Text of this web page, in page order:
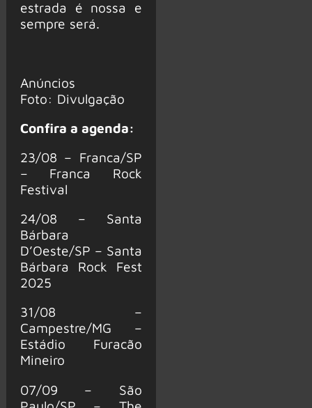
estrada é nossa e
sempre será.
Anúncios
Foto: Divulgação
Confira a agenda:
23/08 – Franca/SP
– Franca Rock
Festival
24/08 – Santa
Bárbara
D’Oeste/SP – Santa
Bárbara Rock Fest
2025
31/08 –
Campestre/MG –
Estádio Furacão
Mineiro
07/09 – São